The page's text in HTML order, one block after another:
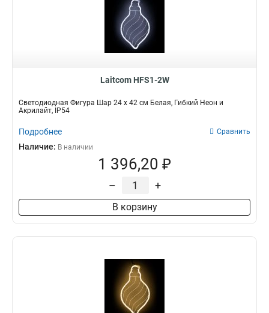
Laitcom HFS1-2W
Светодиодная Фигура Шар 24 x 42 см Белая, Гибкий Неон и
Акрилайт, IP54
Подробнее Сравнить
Наличие: В наличии
1 396,20 ₽
– +
В корзину